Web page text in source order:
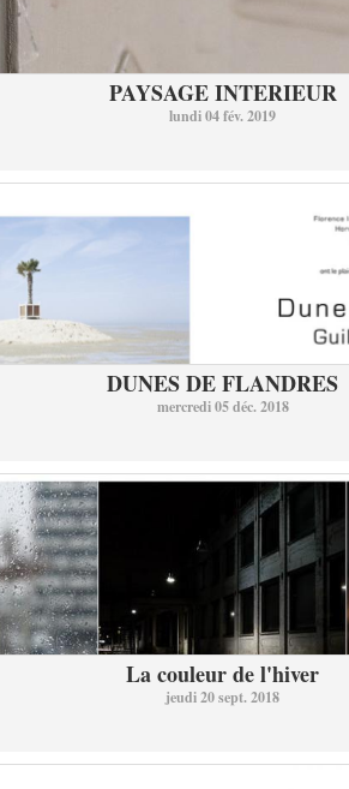
PAYSAGE INTERIEUR
lundi 04 fév. 2019
DUNES DE FLANDRES
mercredi 05 déc. 2018
La couleur de l'hiver
jeudi 20 sept. 2018